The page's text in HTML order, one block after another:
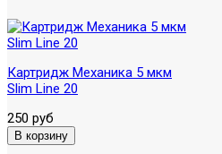
Картридж Механика 5 мкм
Slim Line 20
250 руб